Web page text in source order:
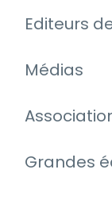
Editeurs
Médias
Grandes